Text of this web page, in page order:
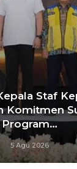
Staf
Komitmen
Program…
5 Agu 2026